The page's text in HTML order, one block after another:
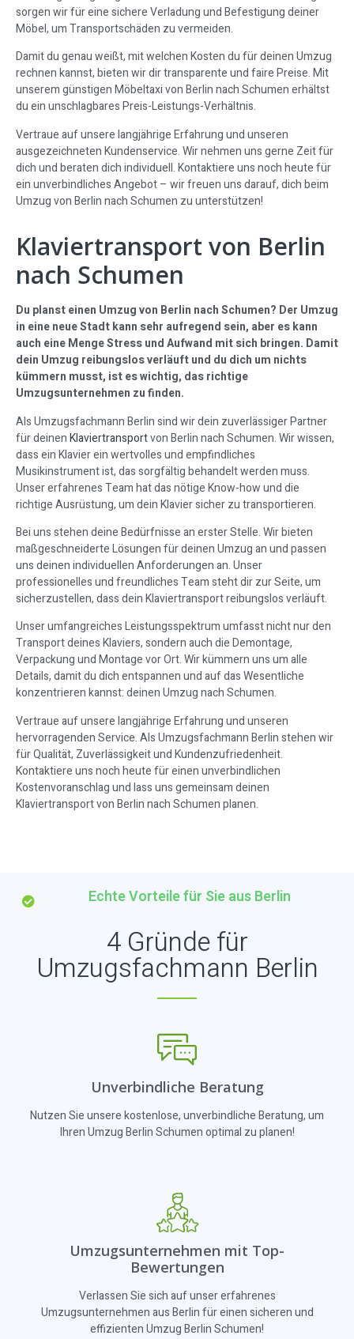
sorgen wir für eine sichere Verladung und Befestigung deiner
Möbel, um Transportschäden zu vermeiden.
Damit du genau weißt, mit welchen Kosten du für deinen Umzug
rechnen kannst, bieten wir dir transparente und faire Preise. Mit
unserem günstigen Möbeltaxi von Berlin nach Schumen erhältst
du ein unschlagbares Preis-Leistungs-Verhältnis.
Vertraue auf unsere langjährige Erfahrung und unseren
ausgezeichneten Kundenservice. Wir nehmen uns gerne Zeit für
dich und beraten dich individuell. Kontaktiere uns noch heute für
ein unverbindliches Angebot – wir freuen uns darauf, dich beim
Umzug von Berlin nach Schumen zu unterstützen!
Klaviertransport von Berlin
nach Schumen
Du planst einen Umzug von Berlin nach Schumen? Der Umzug
in eine neue Stadt kann sehr aufregend sein, aber es kann
auch eine Menge Stress und Aufwand mit sich bringen. Damit
dein Umzug reibungslos verläuft und du dich um nichts
kümmern musst, ist es wichtig, das richtige
Umzugsunternehmen zu finden.
Als Umzugsfachmann Berlin sind wir dein zuverlässiger Partner
für deinenKlaviertransportvon Berlin nach Schumen. Wir wissen,
dass ein Klavier ein wertvolles und empfindliches
Musikinstrument ist, das sorgfältig behandelt werden muss.
Unser erfahrenes Team hat das nötige Know-how und die
richtige Ausrüstung, um dein Klavier sicher zu transportieren.
Bei uns stehen deine Bedürfnisse an erster Stelle. Wir bieten
maßgeschneiderte Lösungen für deinen Umzug an und passen
uns deinen individuellen Anforderungen an. Unser
professionelles und freundliches Team steht dir zur Seite, um
sicherzustellen, dass dein Klaviertransport reibungslos verläuft.
Unser umfangreiches Leistungsspektrum umfasst nicht nur den
Transport deines Klaviers, sondern auch die Demontage,
Verpackung und Montage vor Ort. Wir kümmern uns um alle
Details, damit du dich entspannen und auf das Wesentliche
konzentrieren kannst: deinen Umzug nach Schumen.
Vertraue auf unsere langjährige Erfahrung und unseren
hervorragenden Service. Als Umzugsfachmann Berlin stehen wir
für Qualität, Zuverlässigkeit und Kundenzufriedenheit.
Kontaktiere uns noch heute für einen unverbindlichen
Kostenvoranschlag und lass uns gemeinsam deinen
Klaviertransport von Berlin nach Schumen planen.
Echte Vorteile für Sie aus Berlin
4 Gründe für
Umzugsfachmann Berlin
Unverbindliche Beratung
Nutzen Sie unsere kostenlose, unverbindliche Beratung, um
Ihren Umzug Berlin Schumen optimal zu planen!
Umzugsunternehmen mit Top-
Bewertungen
Verlassen Sie sich auf unser erfahrenes
Umzugsunternehmen aus Berlin für einen sicheren und
effizienten Umzug Berlin Schumen!